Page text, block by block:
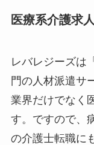
医療系介護求
レバレジーズは
門の人材派遣サ
業界だけでなく
す。ですので、
の介護士転職に